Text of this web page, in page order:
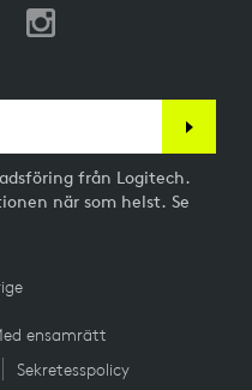
från Logitech.
när som helst. Se
ensamrätt
Sekretesspolicy